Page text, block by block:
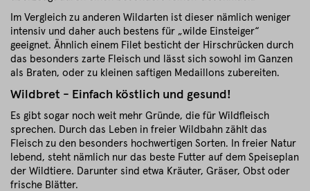
Im Vergleich zu anderen Wildarten ist dieser nämlich weniger
intensiv und daher auch bestens für „wilde Einsteiger“
geeignet. Ähnlich einem Filet besticht der Hirschrücken durch
das besonders zarte Fleisch und lässt sich sowohl im Ganzen
als Braten, oder zu kleinen saftigen Medaillons zubereiten.
Wildbret - Einfach köstlich und gesund!
Es gibt sogar noch weit mehr Gründe, die für Wildfleisch
sprechen. Durch das Leben in freier Wildbahn zählt das
Fleisch zu den besonders hochwertigen Sorten. In freier Natur
lebend, steht nämlich nur das beste Futter auf dem Speiseplan
der Wildtiere. Darunter sind etwa Kräuter, Gräser, Obst oder
frische Blätter.